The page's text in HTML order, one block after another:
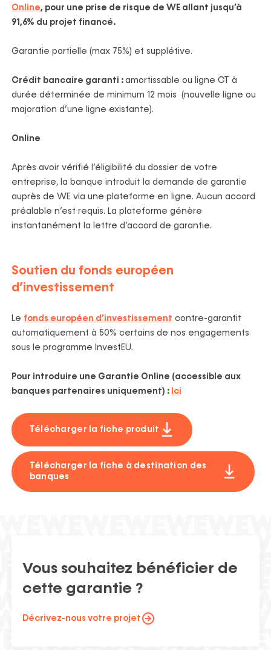
Online, pour une prise de risque de WE allant jusqu’à
91,6% du projet financé.
Garantie partielle (max 75%) et supplétive.
Crédit bancaire garanti : amortissable ou ligne CT à
durée déterminée de minimum 12 mois (nouvelle ligne ou
majoration d’une ligne existante).
Online
Après avoir vérifié l’éligibilité du dossier de votre
entreprise, la banque introduit la demande de garantie
auprès de WE via une plateforme en ligne. Aucun accord
préalable n’est requis. La plateforme génère
instantanément la lettre d’accord de garantie.
Soutien du fonds européen
d’investissement
Le fonds européen d’investissementcontre-garantit
automatiquement à 50% certains de nos engagements
sous le programme InvestEU.
Pour introduire une Garantie Online (accessible aux
banques partenaires uniquement) : Ici
Télécharger la fiche produit
Télécharger la fiche à destination des
banques
Vous souhaitez bénéficier de
cette garantie ?
Décrivez-nous votre projet